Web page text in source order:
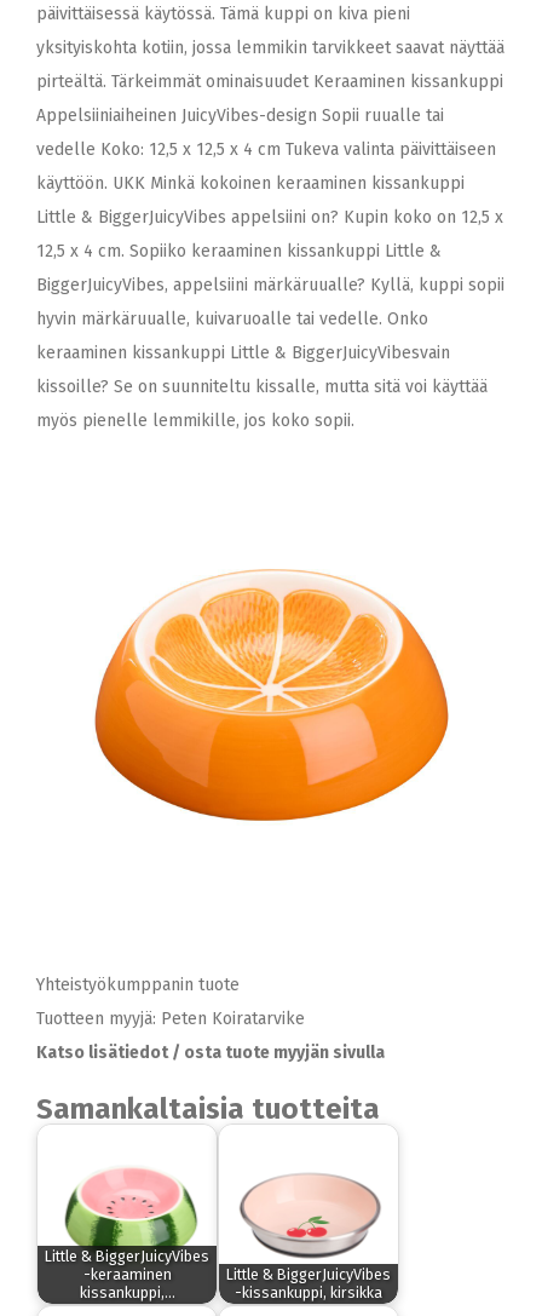
päivittäisessä käytössä. Tämä kuppi on kiva pieni
yksityiskohta kotiin, jossa lemmikin tarvikkeet saavat näyttää
pirteältä. Tärkeimmät ominaisuudet Keraaminen kissankuppi
Appelsiiniaiheinen JuicyVibes-design Sopii ruualle tai
vedelle Koko: 12,5 x 12,5 x 4 cm Tukeva valinta päivittäiseen
käyttöön. UKK Minkä kokoinen keraaminen kissankuppi
Little & BiggerJuicyVibes appelsiini on? Kupin koko on 12,5 x
12,5 x 4 cm. Sopiiko keraaminen kissankuppi Little &
BiggerJuicyVibes, appelsiini märkäruualle? Kyllä, kuppi sopii
hyvin märkäruualle, kuivaruoalle tai vedelle. Onko
keraaminen kissankuppi Little & BiggerJuicyVibesvain
kissoille? Se on suunniteltu kissalle, mutta sitä voi käyttää
myös pienelle lemmikille, jos koko sopii.
Yhteistyökumppanin tuote
Tuotteen myyjä: Peten Koiratarvike
Katso lisätiedot / osta tuote myyjän sivulla
Samankaltaisia tuotteita
Little & BiggerJuicyVibes
-keraaminen
kissankuppi,…
Little & BiggerJuicyVibes
-kissankuppi, kirsikka